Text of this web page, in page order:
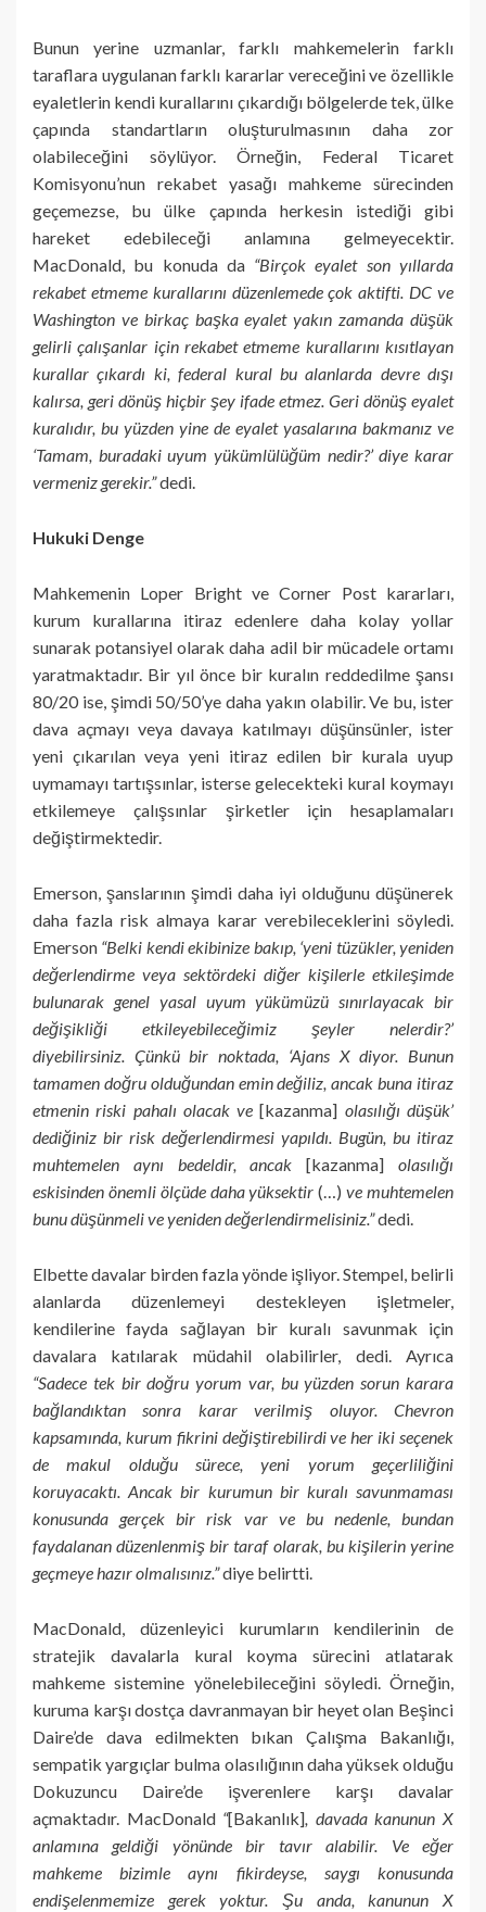
Bunun yerine uzmanlar, farklı mahkemelerin farklı
taraflara uygulanan farklı kararlar vereceğini ve özellikle
eyaletlerin kendi kurallarını çıkardığı bölgelerde tek, ülke
çapında standartların oluşturulmasının daha zor
olabileceğini söylüyor. Örneğin, Federal Ticaret
Komisyonu’nun rekabet yasağı mahkeme sürecinden
geçemezse, bu ülke çapında herkesin istediği gibi
hareket edebileceği anlamına gelmeyecektir.
MacDonald, bu konuda da “Birçok eyalet son yıllarda
rekabet etmeme kurallarını düzenlemede çok aktifti. DC ve
Washington ve birkaç başka eyalet yakın zamanda düşük
gelirli çalışanlar için rekabet etmeme kurallarını kısıtlayan
kurallar çıkardı ki, federal kural bu alanlarda devre dışı
kalırsa, geri dönüş hiçbir şey ifade etmez. Geri dönüş eyalet
kuralıdır, bu yüzden yine de eyalet yasalarına bakmanız ve
‘Tamam, buradaki uyum yükümlülüğüm nedir?’ diye karar
vermeniz gerekir.”dedi.
Hukuki Denge
Mahkemenin Loper Bright ve Corner Post kararları,
kurum kurallarına itiraz edenlere daha kolay yollar
sunarak potansiyel olarak daha adil bir mücadele ortamı
yaratmaktadır. Bir yıl önce bir kuralın reddedilme şansı
80/20 ise, şimdi 50/50’ye daha yakın olabilir. Ve bu, ister
dava açmayı veya davaya katılmayı düşünsünler, ister
yeni çıkarılan veya yeni itiraz edilen bir kurala uyup
uymamayı tartışsınlar, isterse gelecekteki kural koymayı
etkilemeye çalışsınlar şirketler için hesaplamaları
değiştirmektedir.
Emerson, şanslarının şimdi daha iyi olduğunu düşünerek
daha fazla risk almaya karar verebileceklerini söyledi.
Emerson “Belki kendi ekibinize bakıp, ‘yeni tüzükler, yeniden
değerlendirme veya sektördeki diğer kişilerle etkileşimde
bulunarak genel yasal uyum yükümüzü sınırlayacak bir
değişikliği etkileyebileceğimiz şeyler nelerdir?’
diyebilirsiniz. Çünkü bir noktada, ‘Ajans X diyor. Bunun
tamamen doğru olduğundan emin değiliz, ancak buna itiraz
etmenin riski pahalı olacak ve[kazanma] olasılığı düşük’
dediğiniz bir risk değerlendirmesi yapıldı. Bugün, bu itiraz
muhtemelen aynı bedeldir, ancak[kazanma] olasılığı
eskisinden önemli ölçüde daha yüksektir(…) ve muhtemelen
bunu düşünmeli ve yeniden değerlendirmelisiniz.”dedi.
Elbette davalar birden fazla yönde işliyor. Stempel, belirli
alanlarda düzenlemeyi destekleyen işletmeler,
kendilerine fayda sağlayan bir kuralı savunmak için
davalara katılarak müdahil olabilirler, dedi. Ayrıca
“Sadece tek bir doğru yorum var, bu yüzden sorun karara
bağlandıktan sonra karar verilmiş oluyor. Chevron
kapsamında, kurum fikrini değiştirebilirdi ve her iki seçenek
de makul olduğu sürece, yeni yorum geçerliliğini
koruyacaktı. Ancak bir kurumun bir kuralı savunmaması
konusunda gerçek bir risk var ve bu nedenle, bundan
faydalanan düzenlenmiş bir taraf olarak, bu kişilerin yerine
geçmeye hazır olmalısınız.”diye belirtti.
MacDonald, düzenleyici kurumların kendilerinin de
stratejik davalarla kural koyma sürecini atlatarak
mahkeme sistemine yönelebileceğini söyledi. Örneğin,
kuruma karşı dostça davranmayan bir heyet olan Beşinci
Daire’de dava edilmekten bıkan Çalışma Bakanlığı,
sempatik yargıçlar bulma olasılığının daha yüksek olduğu
Dokuzuncu Daire’de işverenlere karşı davalar
açmaktadır. MacDonald “[Bakanlık] , davada kanunun X
anlamına geldiği yönünde bir tavır alabilir. Ve eğer
mahkeme bizimle aynı fikirdeyse, saygı konusunda
endişelenmemize gerek yoktur. Şu anda, kanunun X